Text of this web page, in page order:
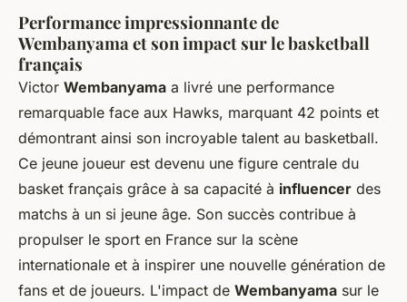
Performance impressionnante de
Wembanyama et son impact sur le basketball
français
Victor Wembanyama a livré une performance
remarquable face aux Hawks, marquant 42 points et
démontrant ainsi son incroyable talent au basketball.
Ce jeune joueur est devenu une figure centrale du
basket français grâce à sa capacité à influencer des
matchs à un si jeune âge. Son succès contribue à
propulser le sport en France sur la scène
internationale et à inspirer une nouvelle génération de
fans et de joueurs. L'impact de Wembanyama sur le